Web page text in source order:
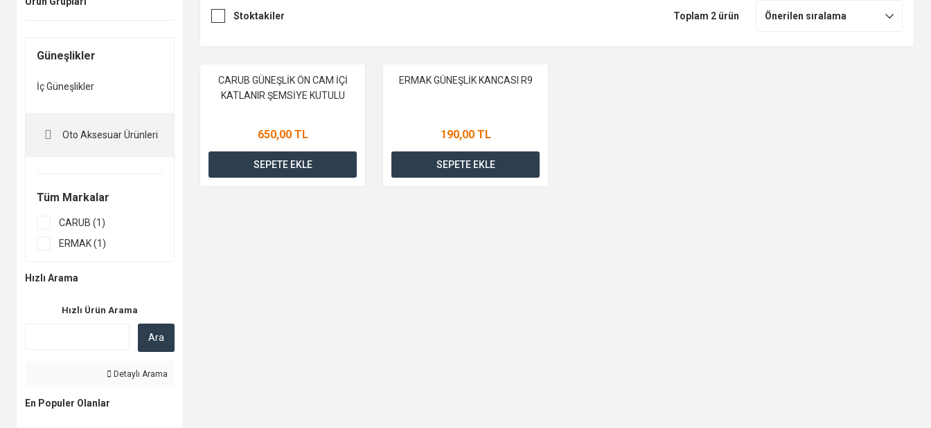
Güneşlikler
İç Güneşlikler
Oto Aksesuar Ürünleri
Tüm Markalar
CARUB (1)
ERMAK (1)
Hızlı Arama
Hızlı Ürün Arama
Ara
Detaylı Arama
En Populer Olanlar
Stoktakiler Toplam 2 ürün
CARUB GÜNEŞLİK ÖN CAM İÇİ
KATLANIR ŞEMSİYE KUTULU
650,00 TL
SEPETE EKLE
ERMAK GÜNEŞLİK KANCASI R9
190,00 TL
SEPETE EKLE